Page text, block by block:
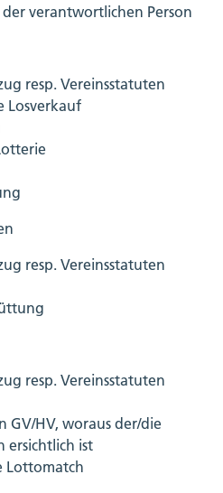
verantwortlichen Person
resp. Vereinsstatuten
Losverkauf
resp. Vereinsstatuten
resp. Vereinsstatuten
GV/HV, woraus der/die
ersichtlich ist
Lottomatch